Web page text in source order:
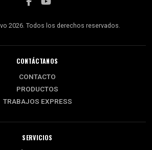
2026. Todos los derechos reservados.
CONTÁCTANOS
CONTACTO
PRODUCTOS
TRABAJOS EXPRESS
SERVICIOS